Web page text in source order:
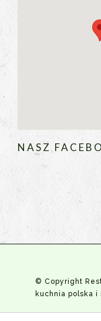
NASZ
© Copyright
kuchnia polska